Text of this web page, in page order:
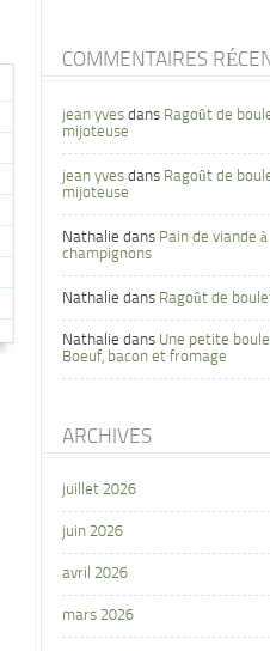
COMMENTAIRES
jean yves dans Ragoût de
mijoteuse
jean yves dans Ragoût de
mijoteuse
Nathalie dans Pain de viande
champignons
Nathalie dans Ragoût de
Nathalie dans Une petite
Boeuf, bacon et fromage
ARCHIVES
juillet 2026
juin 2026
avril 2026
mars 2026